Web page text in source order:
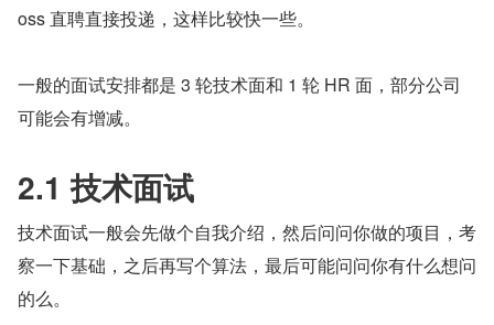
oss 直聘直接投递，这样比较快一些。
一般的面试安排都是 3 轮技术面和 1 轮 HR 面，部分公司
可能会有增减。
2.1 技术面试
技术面试一般会先做个自我介绍，然后问问你做的项目，考
察一下基础，之后再写个算法，最后可能问问你有什么想问
的么。